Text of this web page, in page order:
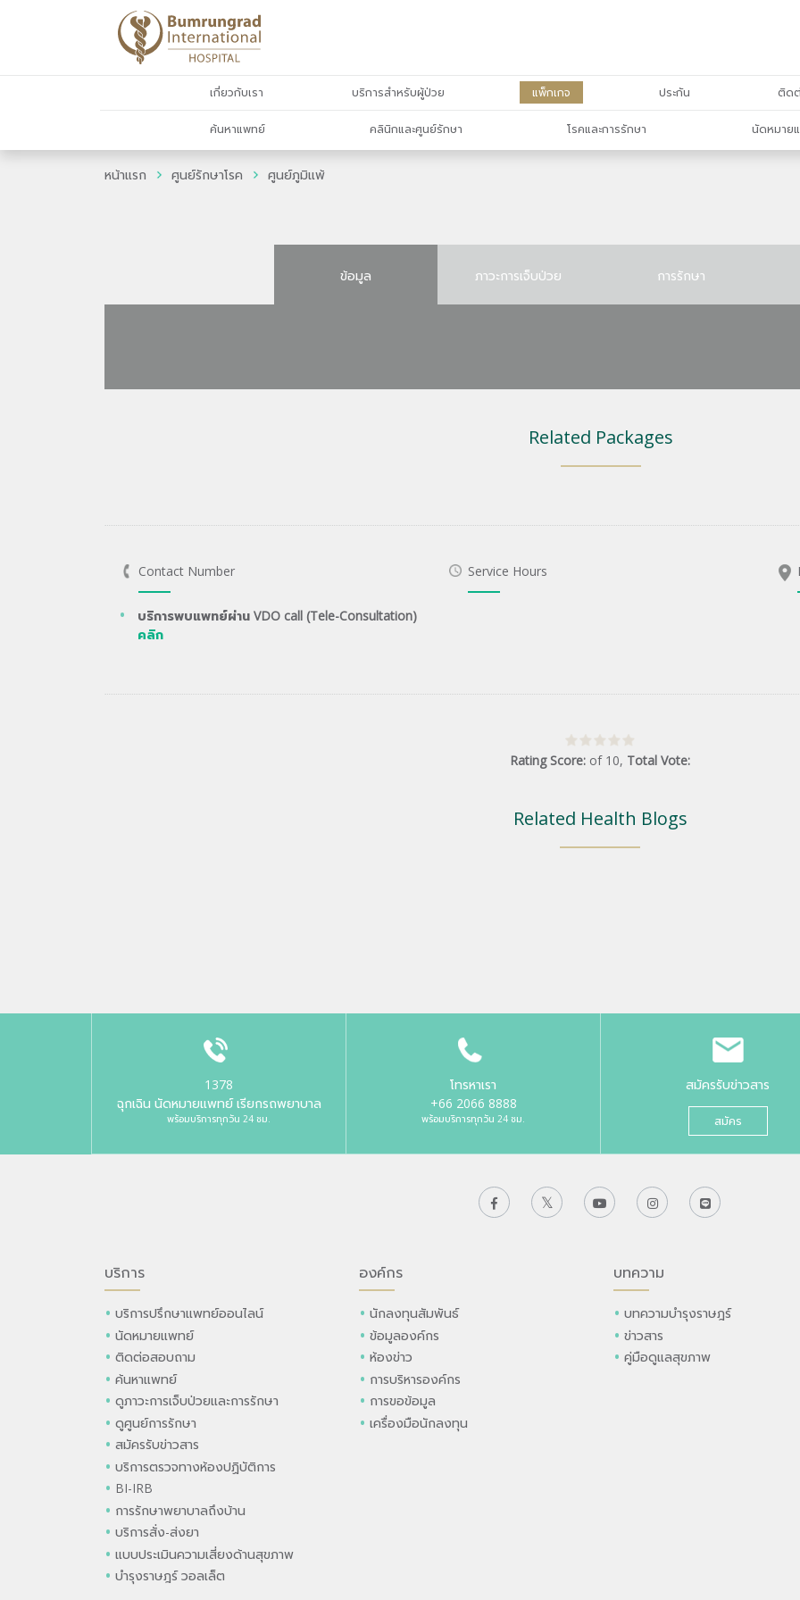
เกี่ยวกับเรา บริการสำหรับผู้ป่วย แพ็กเกจ ประกัน ติดต่
ค้นหาแพทย์ คลินิกและศูนย์รักษา โรคและการรักษา นัดหมาย
หน้าแรก ศูนย์รักษาโรค ศูนย์ภูมิแพ้
ข้อมูล ภาวะการเจ็บป่วย การรักษา
Related Packages
Contact Number
บริการพบแพทย์ผ่าน VDO call (Tele-Consultation)
คลิก
Service Hours
Rating Score: of 10, Total Vote:
Related Health Blogs
1378
ฉุกเฉิน นัดหมายแพทย์ เรียกรถพยาบาล
พร้อมบริการทุกวัน 24 ชม.
โทรหาเรา
+66 2066 8888
พร้อมบริการทุกวัน 24 ชม.
สมัครรับข่าวสาร
สมัคร
บริการ
บริการปรึกษาแพทย์ออนไลน์
นัดหมายแพทย์
ติดต่อสอบถาม
ค้นหาแพทย์
ดูภาวะการเจ็บป่วยและการรักษา
ดูศูนย์การรักษา
สมัครรับข่าวสาร
บริการตรวจทางห้องปฏิบัติการ
BI-IRB
การรักษาพยาบาลถึงบ้าน
บริการสั่ง-ส่งยา
แบบประเมินความเสี่ยงด้านสุขภาพ
บำรุงราษฎร์ วอลเล็ต
องค์กร
นักลงทุนสัมพันธ์
ข้อมูลองค์กร
ห้องข่าว
การบริหารองค์กร
การขอข้อมูล
เครื่องมือนักลงทุน
บทความ
บทความบำรุงราษฎร์
ข่าวสาร
คู่มือดูแลสุขภาพ